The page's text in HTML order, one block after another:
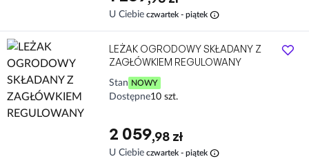
U Ciebie czwartek - piątek info
LEŻAK OGRODOWY SKŁADANY Z
ZAGŁÓWKIEM REGULOWANY
Stan NOWY
Dostępne10 szt.
2 059,98 zł
U Ciebie czwartek - piątek info